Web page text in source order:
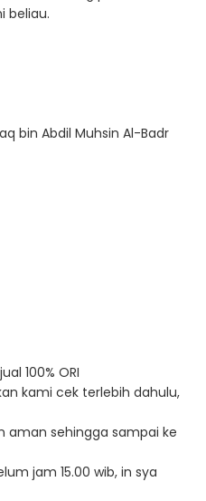
beliau.
bin Abdil Muhsin Al-Badr
100% ORI
kami cek terlebih dahulu,
aman sehingga sampai ke
jam 15.00 wib, in sya